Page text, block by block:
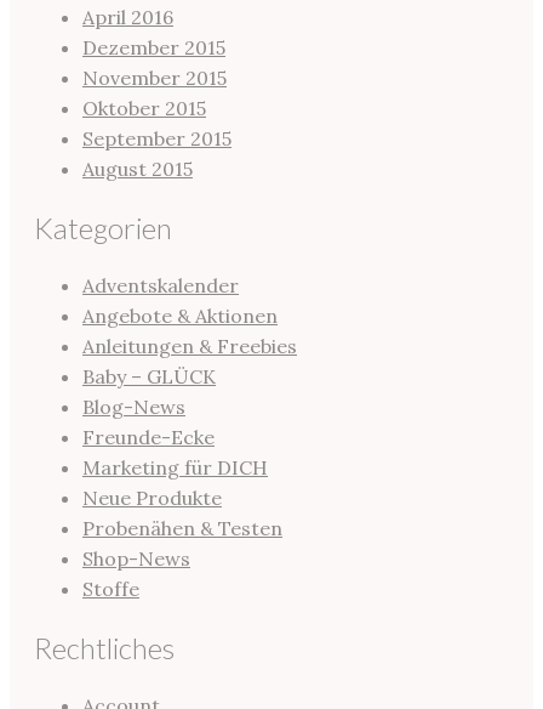
April 2016
Dezember 2015
November 2015
Oktober 2015
September 2015
August 2015
Kategorien
Adventskalender
Angebote & Aktionen
Anleitungen & Freebies
Baby – GLÜCK
Blog-News
Freunde-Ecke
Marketing für DICH
Neue Produkte
Probenähen & Testen
Shop-News
Stoffe
Rechtliches